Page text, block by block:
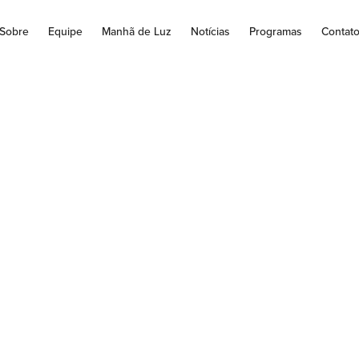
Sobre Equipe Manhã de Luz Notícias Programas Contato